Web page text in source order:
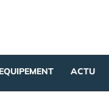
EQUIPEMENT ACTU